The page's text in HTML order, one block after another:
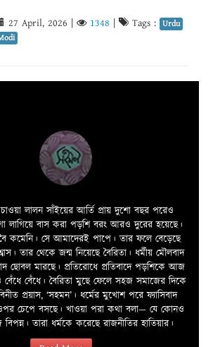
27 April, 2026 1348 Tags : Urdu
লালন সাঁইয়ের আর্তি প্রায় দুশো বছর পরেও
লাগিয়ে বাস করা পড়শি বরং আরও দুরের হয়েছে।
বৈ কমেনি। সে আমাদেরই পাপে। তার ফলে বেড়েছে
তার থেকে জন্ম নিয়েছে বৈরিতা। ধর্মীয় মৌলবাদ
ছোবল মারছে। প্রতিরোধে প্রতিবাদে পড়শিকে আজ
বেঁধে। বৈরিতা মুছে ফেলে সহজ সমাজের দিকে
প্রয়াস, ‘সহমন’। ধর্মের মুখোশ পরে ফ্যাসিবাদ
চেপে বসছে। খাওয়া পরা কথা বলা—­­ যে কোনও
তারা ধর্মকে করেছে রাজনীতির হাতিয়ার।